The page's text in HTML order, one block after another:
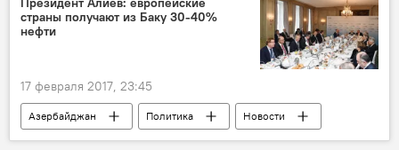
Азербайджанский государственный академический театр оперы и балета
страны получают из Баку 30-40%
нефти
17 февраля 2017, 23:45
Азербайджан Политика
Новости
Экономика
Мюнхен
ОПЕК